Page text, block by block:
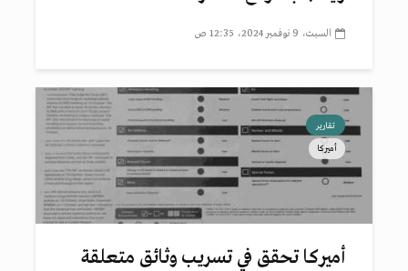
السبت، 9 نوفمبر 2024، 12:35 ص
تقارير
أميركا
أميركا تحقق في تسريب وثائق متعلقة